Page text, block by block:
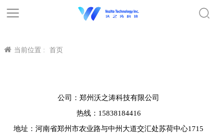
当前位置 : 首页
公司：郑州沃之涛科技有限公司
热线：15838184416
地址：河南省郑州市农业路与中州大道交汇处苏荷中心1715